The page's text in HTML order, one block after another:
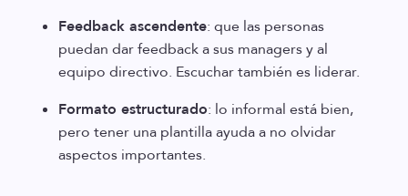
Feedback ascendente: que las personas
puedan dar feedback a sus managers y al
equipo directivo. Escuchar también es liderar.
Formato estructurado: lo informal está bien,
pero tener una plantilla ayuda a no olvidar
aspectos importantes.